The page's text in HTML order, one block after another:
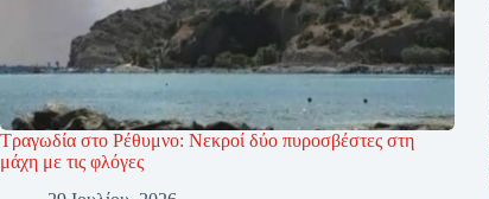
Τραγωδία στο Ρέθυμνο: Νεκροί δύο πυροσβέστες στη
μάχη με τις φλόγες